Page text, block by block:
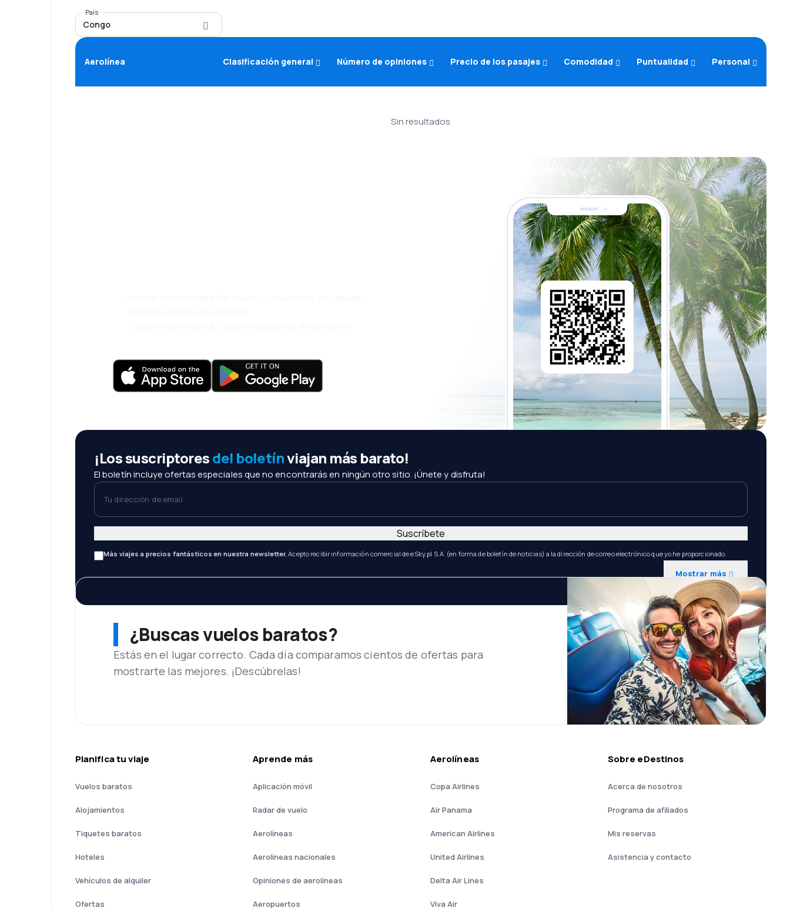
País
Congo
Aerolínea Clasificación general Número de opiniones Precio de los pasajes Comodidad Puntualidad Personal
Sin resultados
¡Los suscriptoresdel boletínviajan más barato!
El boletín incluye ofertas especiales que no encontrarás en ningún otro sitio. ¡Únete y disfruta!
Tu dirección de email
Más viajes a precios fantásticos en nuestra newsletter. Acepto recibir información comercial de eSky.pl S.A. (en forma de boletín de noticias) a la dirección de correo electrónico que yo he proporcionado.
Mostrar más
Suscríbete
¿Buscas vuelos baratos?
Estás en el lugar correcto. Cada día comparamos cientos de ofertas para
mostrarte las mejores. ¡Descúbrelas!
Planifica tu viaje
Vuelos baratos
Alojamientos
Tiquetes baratos
Hoteles
Vehículos de alquiler
Ofertas
Aprende más
Aplicación móvil
Radar de vuelo
Aerolíneas
Aerolíneas nacionales
Opiniones de aerolíneas
Aeropuertos
Aerolíneas
Copa Airlines
Air Panama
American Airlines
United Airlines
Delta Air Lines
Viva Air
Sobre eDestinos
Acerca de nosotros
Programa de afiliados
Mis reservas
Asistencia y contacto